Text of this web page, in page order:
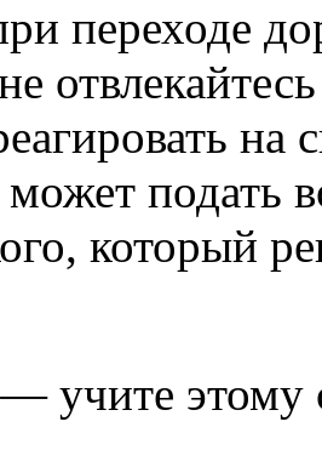
переходе
на
подать
который
учите этому